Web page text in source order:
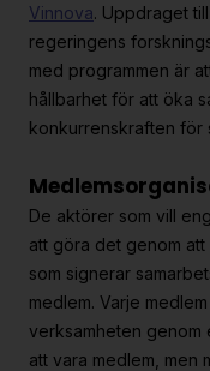
Vinnova. Uppdraget
regeringens
med programmen är
hållbarhet för att öka
konkurrenskraften för
De aktörer som vill
att göra det genom att
som signerar
medlem. Varje
verksamheten genom
att vara medlem, men